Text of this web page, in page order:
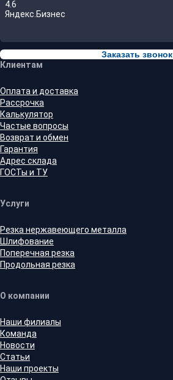
4.6
Яндекс.Бизнес
Заказать звонок
Клиентам
Оплата и доставка
Рассрочка
Калькулятор
Частые вопросы
Возврат и обмен
Гарантия
Адрес склада
ГОСТы и ТУ
Услуги
Резка нержавеющего металла
Шлифование
Поперечная резка
Продольная резка
О компании
Наши филиалы
Команда
Новости
Статьи
Наши проекты